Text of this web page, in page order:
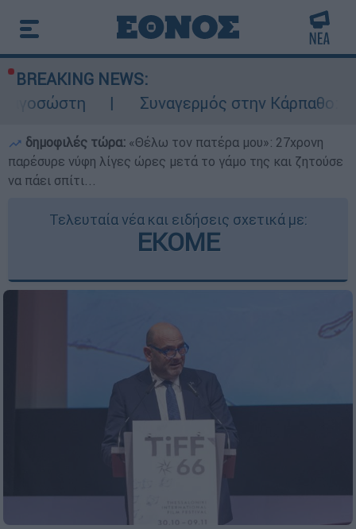
BREAKING NEWS:
Συναγερμός στην Κάρπαθο: Βρέθηκαν
δημοφιλές τώρα: «Θέλω τον πατέρα μου»: 27χρονη
παρέσυρε νύφη λίγες ώρες μετά το γάμο της και ζητούσε
να πάει σπίτι...
Τελευταία νέα και ειδήσεις σχετικά με:
ΕΚΟΜΕ